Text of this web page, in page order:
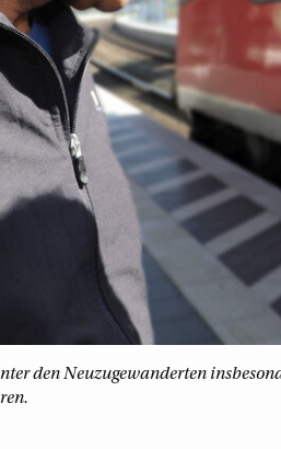
den Neuzugewanderten